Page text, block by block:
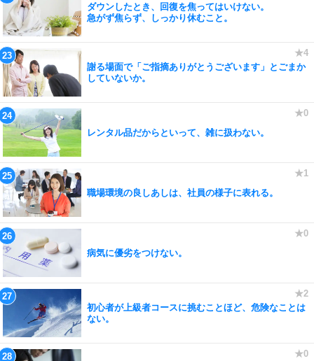
ダウンしたとき、回復を焦ってはいけない。
急がず焦らず、しっかり休むこと。
謝る場面で「ご指摘ありがとうございます」とごまか
していないか。
レンタル品だからといって、雑に扱わない。
職場環境の良しあしは、社員の様子に表れる。
病気に優劣をつけない。
初心者が上級者コースに挑むことほど、危険なことは
ない。